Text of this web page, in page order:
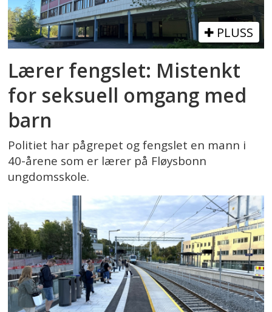
PLUSS
Lærer fengslet: Mistenkt
for seksuell omgang med
barn
Politiet har pågrepet og fengslet en mann i
40-årene som er lærer på Fløysbonn
ungdomsskole.